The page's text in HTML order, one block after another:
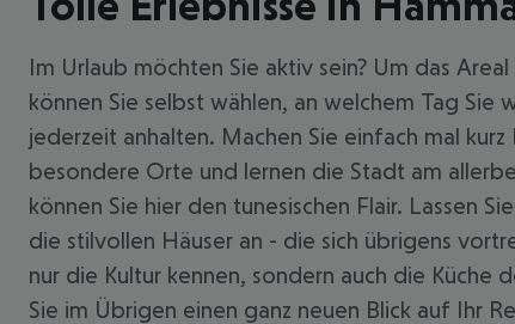
Im Urlaub möchten Sie aktiv sein? Um das
können Sie selbst wählen, an welchem Tag Sie
jederzeit anhalten. Machen Sie einfach mal
besondere Orte und lernen die Stadt am
können Sie hier den tunesischen Flair. Lassen
die stilvollen Häuser an - die sich übrigens
nur die Kultur kennen, sondern auch die Küche
Sie im Übrigen einen ganz neuen Blick auf Ihr